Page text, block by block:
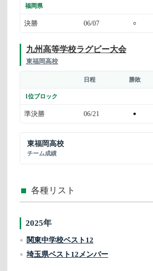
福岡県
決勝 06/07 ○
九州高等学校ラグビー大会
東福岡高校
日程 勝敗
1位ブロック
準決勝 06/21 ●
東福岡高校
チーム成績
各種リスト
2025年
関東中学校ベスト12
埼玉県ベスト12メンバー